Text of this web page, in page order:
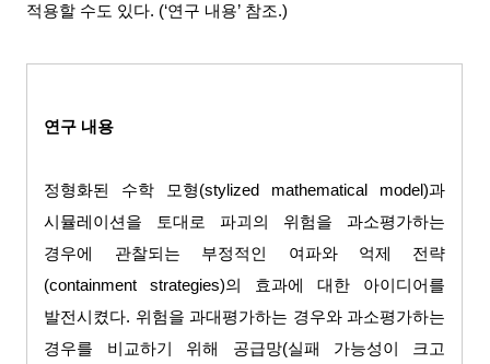
적용할 수도 있다. (‘연구 내용’ 참조.)
연구 내용
정형화된 수학 모형(stylized mathematical model)과
시뮬레이션을 토대로 파괴의 위험을 과소평가하는
경우에 관찰되는 부정적인 여파와 억제 전략
(containment strategies)의 효과에 대한 아이디어를
발전시켰다. 위험을 과대평가하는 경우와 과소평가하는
경우를 비교하기 위해 공급망(실패 가능성이 크고